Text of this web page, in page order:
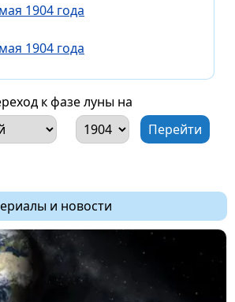
1904 года
1904 года
к фазе луны на
и новости